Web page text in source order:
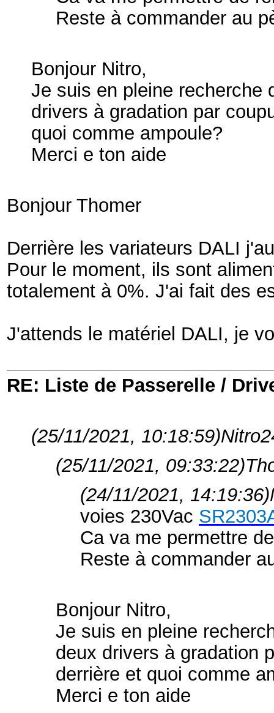
Reste à commander au
Bonjour Nitro,
Je suis en pleine recherche
drivers à gradation par
quoi comme ampoule?
Merci e ton aide
Bonjour Thomer
Derrière les variateurs DALI
Pour le moment, ils sont
totalement à 0%. J'ai fait des
J'attends le matériel DALI, je
RE: Liste de Passerelle /
(25/11/2021, 10:18:59)
(25/11/2021, 09:33:22)
(24/11/2021, 14:19:36)
voies 230Vac
Ca va me permettre
Reste à commander
Bonjour Nitro,
Je suis en pleine
deux drivers à gradation
derrière et quoi comme
Merci e ton aide